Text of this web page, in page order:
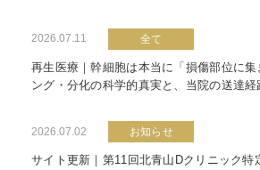
2026.07.11 全て
再生医療｜幹細胞は本当に「損傷部位に
ング・分化の科学的真実と、当院の送達経
2026.07.02 お知らせ
サイト更新｜第11回北青山Dクリニック特